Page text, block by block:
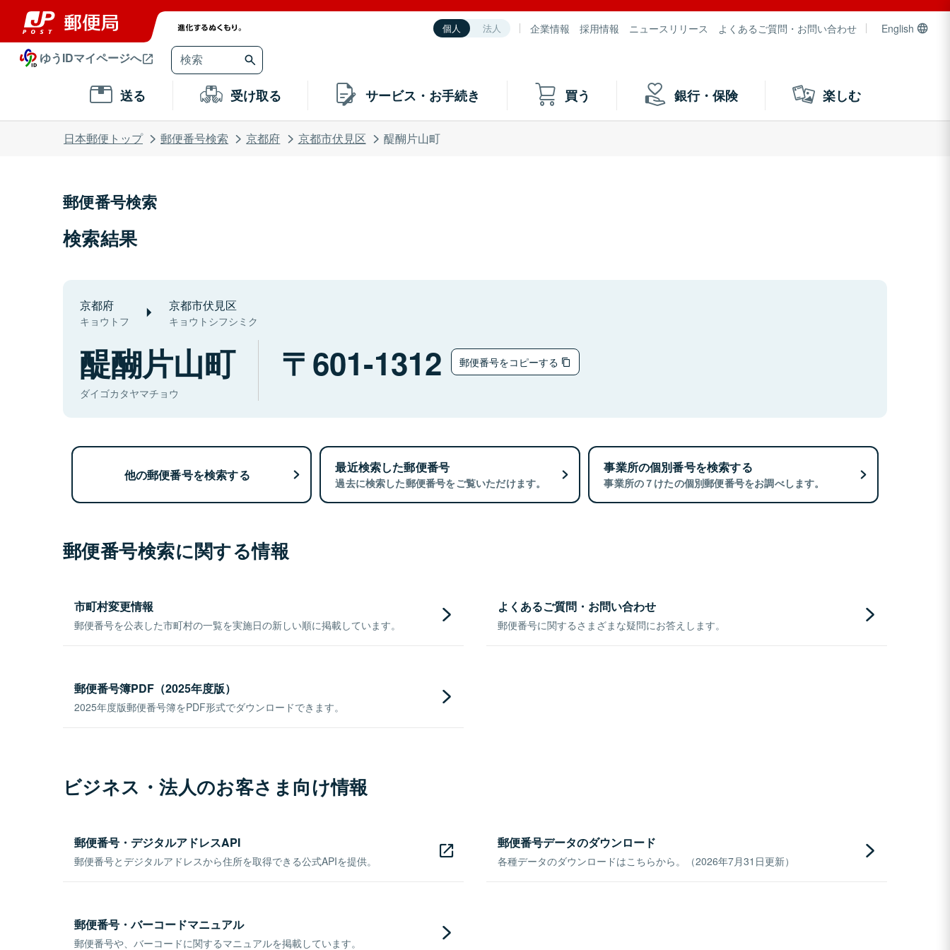
個人 法人 企業情報 採用情報 ニュースリリース よくあるご質問・お問い合わせ English
ゆうIDマイページへ
送る 受け取る サービス・お手続き 買う 銀行・保険 楽しむ
日本郵便トップ 郵便番号検索 京都府 京都市伏見区 醍醐片山町
郵便番号検索
検索結果
京都府
キョウトフ
京都市伏見区
キョウトシフシミク
醍醐片山町
ダイゴカタヤマチョウ
601-1312 郵便番号をコピーする
他の郵便番号を検索する 最近検索した郵便番号
過去に検索した郵便番号をご覧いただけます。
事業所の個別番号を検索する
事業所の７けたの個別郵便番号をお調べします。
郵便番号検索に関する情報
市町村変更情報
郵便番号を公表した市町村の一覧を実施日の新しい順に掲載しています。
よくあるご質問・お問い合わせ
郵便番号に関するさまざまな疑問にお答えします。
郵便番号簿PDF（2025年度版）
2025年度版郵便番号簿をPDF形式でダウンロードできます。
ビジネス・法人のお客さま向け情報
郵便番号・デジタルアドレスAPI
郵便番号とデジタルアドレスから住所を取得できる公式APIを提供。
郵便番号データのダウンロード
各種データのダウンロードはこちらから。（2026年7月31日更新）
郵便番号・バーコードマニュアル
郵便番号や、バーコードに関するマニュアルを掲載しています。